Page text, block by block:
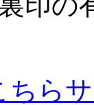
ちら